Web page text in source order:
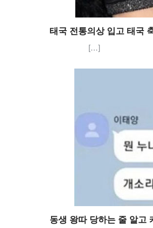
태국 전통의상 입고 태국
[…]
동생 왕따 당하는 줄 알고